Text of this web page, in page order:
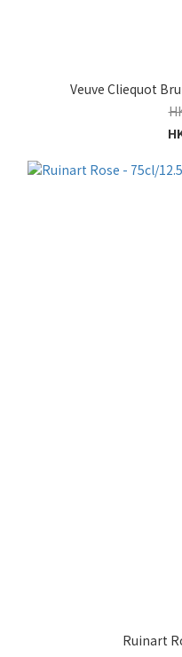
Veuve Cliequot
Ruinart